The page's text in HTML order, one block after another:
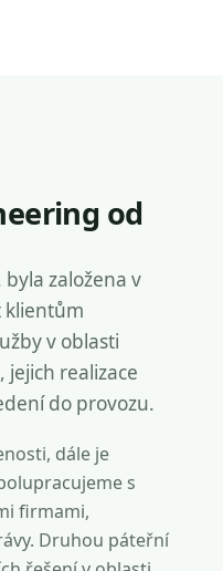
od
byla založena v
klientům
v oblasti
realizace
do provozu.
dále je
s
firmami,
Druhou páteřní